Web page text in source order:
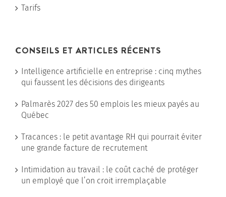
Tarifs
CONSEILS ET ARTICLES RÉCENTS
Intelligence artificielle en entreprise : cinq mythes
qui faussent les décisions des dirigeants
Palmarès 2027 des 50 emplois les mieux payés au
Québec
Tracances : le petit avantage RH qui pourrait éviter
une grande facture de recrutement
Intimidation au travail : le coût caché de protéger
un employé que l’on croit irremplaçable